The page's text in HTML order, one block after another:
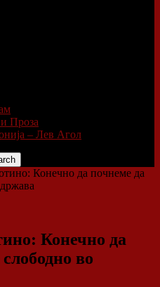
Проза
– Лев Агол
Конечно да почнеме да
Конечно да
во